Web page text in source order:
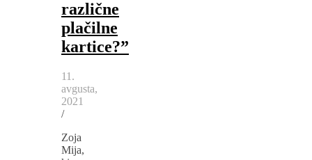
različne
plačilne
kartice?”
11.
avgusta,
2021
/
Zoja
Mija,